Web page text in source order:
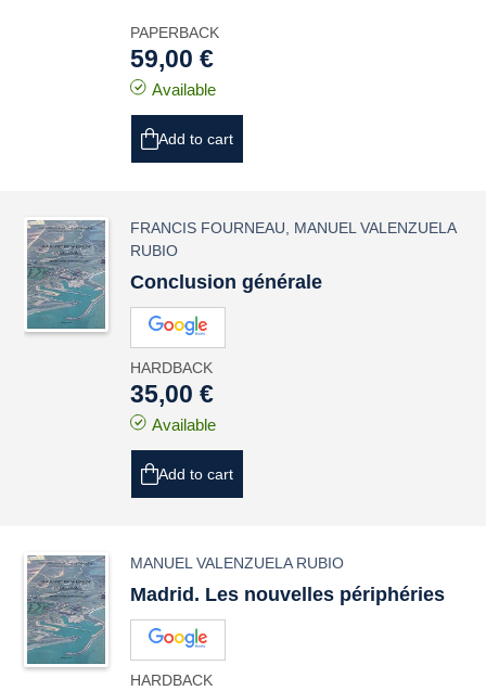
PAPERBACK
59,00 €
Available
Add to cart
FRANCIS FOURNEAU
MANUEL VALENZUELA
RUBIO
Conclusion générale
HARDBACK
35,00 €
Available
Add to cart
MANUEL VALENZUELA RUBIO
Madrid. Les nouvelles périphéries
HARDBACK